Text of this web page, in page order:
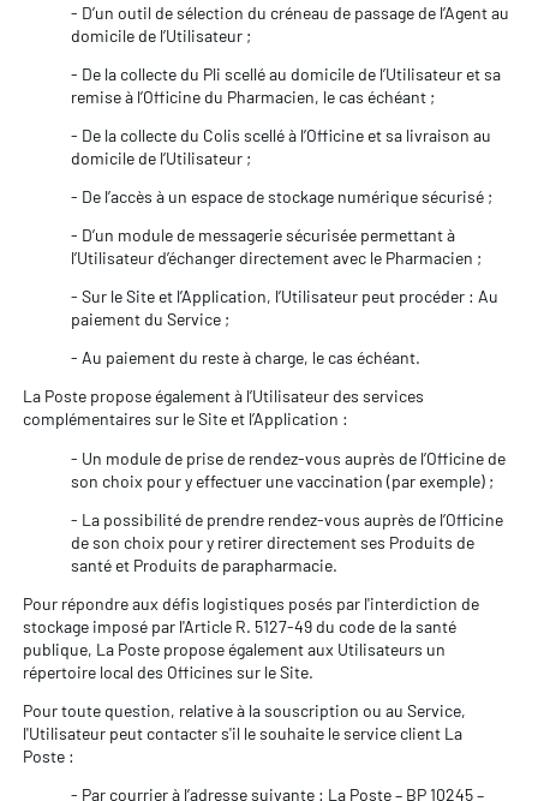
- D’un outil de sélection du créneau de passage de l’Agent au
domicile de l’Utilisateur ;
- De la collecte du Pli scellé au domicile de l’Utilisateur et sa
remise à l’Officine du Pharmacien, le cas échéant ;
- De la collecte du Colis scellé à l’Officine et sa livraison au
domicile de l’Utilisateur ;
- De l’accès à un espace de stockage numérique sécurisé ;
- D’un module de messagerie sécurisée permettant à
l’Utilisateur d’échanger directement avec le Pharmacien ;
- Sur le Site et l’Application, l’Utilisateur peut procéder : Au
paiement du Service ;
- Au paiement du reste à charge, le cas échéant.
La Poste propose également à l’Utilisateur des services
complémentaires sur le Site et l’Application :
- Un module de prise de rendez-vous auprès de l’Officine de
son choix pour y effectuer une vaccination (par exemple) ;
- La possibilité de prendre rendez-vous auprès de l’Officine
de son choix pour y retirer directement ses Produits de
santé et Produits de parapharmacie.
Pour répondre aux défis logistiques posés par l'interdiction de
stockage imposé par l'Article R. 5127-49 du code de la santé
publique, La Poste propose également aux Utilisateurs un
répertoire local des Officines sur le Site.
Pour toute question, relative à la souscription ou au Service,
l'Utilisateur peut contacter s'il le souhaite le service client La
Poste :
- Par courrier à l’adresse suivante : La Poste – BP 10245 –